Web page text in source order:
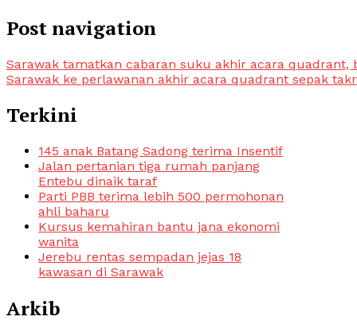
Post navigation
Sarawak tamatkan cabaran suku akhir acara quadrant,
Sarawak ke perlawanan akhir acara quadrant sepak
Terkini
145 anak Batang Sadong terima Insentif
Jalan pertanian tiga rumah panjang
Entebu dinaik taraf
Parti PBB terima lebih 500 permohonan
ahli baharu
Kursus kemahiran bantu jana ekonomi
wanita
Jerebu rentas sempadan jejas 18
kawasan di Sarawak
Arkib